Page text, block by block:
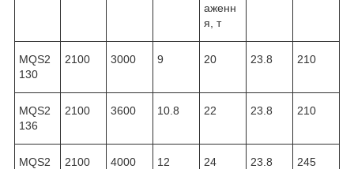
аженн
я, т
MQS2
130
2100 3000 9 20 23.8 210
MQS2
136
2100 3600 10.8 22 23.8 210
MQS2
2100 4000 12 24 23.8 245